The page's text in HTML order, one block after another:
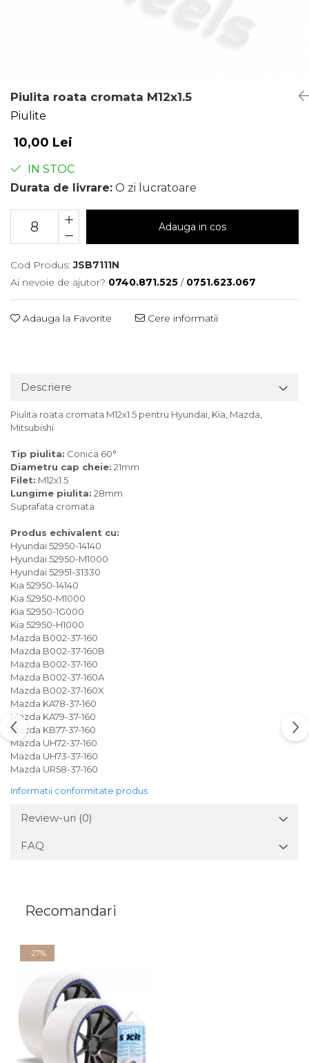
Piulita roata cromata M12x1.5
Piulite
10,00 Lei
IN STOC
Durata de livrare: O zi lucratoare
Adauga in cos
Cod Produs: JSB7111N
Ai nevoie de ajutor? 0740.871.525 / 0751.623.067
Adauga la Favorite Cere informatii
Descriere
Piulita roata cromata M12x1.5 pentru Hyundai, Kia, Mazda,
Mitsubishi
Tip piulita: Conica 60°
Diametru cap cheie: 21mm
Filet: M12x1.5
Lungime piulita: 28mm
Suprafata cromata
Produs echivalent cu:
Hyundai 52950-14140
Hyundai 52950-M1000
Hyundai 52951-31330
Kia 52950-14140
Kia 52950-M1000
Kia 52950-1G000
Kia 52950-H1000
Mazda B002-37-160
Mazda B002-37-160B
Mazda B002-37-160
Mazda B002-37-160A
Mazda B002-37-160X
Mazda KA78-37-160
Mazda KA79-37-160
Mazda KB77-37-160
Mazda UH72-37-160
Mazda UH73-37-160
Mazda UR58-37-160
Informatii conformitate produs
Review-uri (0)
FAQ
Recomandari
-27%